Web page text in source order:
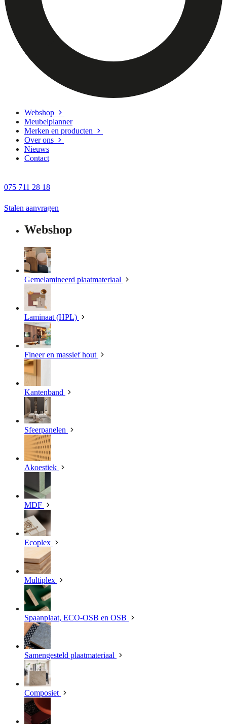
Webshop
Meubelplanner
Merken en producten
Over ons
Nieuws
Contact
075 711 28 18
Stalen aanvragen
Webshop
Gemelamineerd plaatmateriaal
Laminaat (HPL)
Fineer en massief hout
Kantenband
Sfeerpanelen
Akoestiek
MDF
Ecoplex
Multiplex
Spaanplaat, ECO-OSB en OSB
Samengesteld plaatmateriaal
Composiet